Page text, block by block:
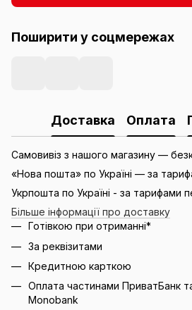
Поширити у соцмережах
Доставка Оплата
Самовивіз з нашого магазину —
«Нова пошта» по Україні — за
Укрпошта по Україні - за тарифами
Більше інформації про доставку
Готівкою при отриманні*
За реквізитами
Кредитною карткою
Оплата частинами ПриватБанк
Monobank